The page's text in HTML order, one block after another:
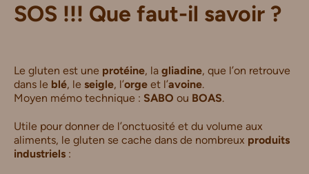
SOS !!! Que faut-il savoir ?
Le gluten est une protéine, la gliadine, que l’on retrouve
dans le blé, le seigle, l’orge et l’avoine.
Moyen mémo technique : SABO ou BOAS.
Utile pour donner de l’onctuosité et du volume aux
aliments, le gluten se cache dans de nombreux produits
industriels :